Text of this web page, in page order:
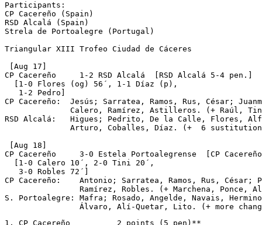
Participants:
CP Cacereño (Spain)
RSD Alcalá (Spain)
Strela de Portoalegre (Portugal)
Triangular XIII Trofeo Ciudad de Cáceres
[Aug 17]
CP Cacereño	1-2 RSD Alcalá  [RSD Alcalá 5-4 pen.]
  [1-0 Flores (og) 56´, 1-1 Díaz (p),
   1-2 Pedro]
CP Cacereño:  Jesús; Sarratea, Ramos, Rus, César;
Calero, Ramírez, Astilleros. (+ Raúl,
RSD Alcalá:   Higues; Pedrito, De la Calle, Flores,
Arturo, Coballes, Díaz. (+  6
[Aug 18]
CP Cacereño	3-0 Estela Portoalegrense  [CP Cacereño 5 pen.]
  [1-0 Calero 10´, 2-0 Tini 20´,
   3-0 Robles 72´]
CP Cacereño:    Antonio; Sarratea, Ramos, Rus, César;
Ramírez, Robles. (+ Marchena, Ponce,
S. Portoalegre: Mafra; Rosado, Angelde, Navais,
Álvaro, Alí-Quetar, Lito. (+ more
1. CP Cacereño		2 points (5 pen)**